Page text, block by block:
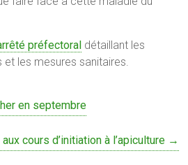
préfectoral détaillant les
les mesures sanitaires.
en septembre
cours d’initiation à l’apiculture →